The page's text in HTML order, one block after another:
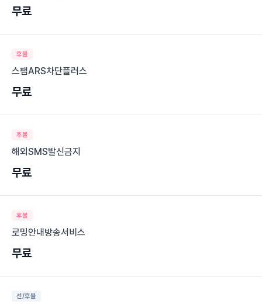
무료
후불
스팸ARS차단플러스
무료
후불
해외SMS발신금지
무료
후불
로밍안내방송서비스
무료
선/후불